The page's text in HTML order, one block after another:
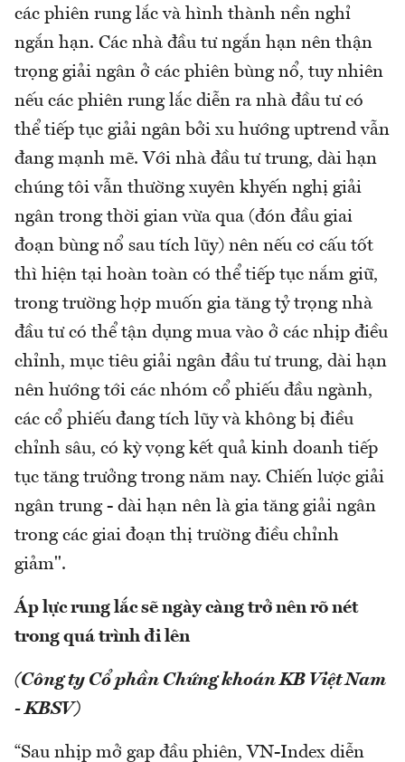
các phiên rung lắc và hình thành nền nghỉ
ngắn hạn. Các nhà đầu tư ngắn hạn nên thận
trọng giải ngân ở các phiên bùng nổ, tuy nhiên
nếu các phiên rung lắc diễn ra nhà đầu tư có
thể tiếp tục giải ngân bởi xu hướng uptrend vẫn
đang mạnh mẽ. Với nhà đầu tư trung, dài hạn
chúng tôi vẫn thường xuyên khyến nghị giải
ngân trong thời gian vừa qua (đón đầu giai
đoạn bùng nổ sau tích lũy) nên nếu cơ cấu tốt
thì hiện tại hoàn toàn có thể tiếp tục nắm giữ,
trong trường hợp muốn gia tăng tỷ trọng nhà
đầu tư có thể tận dụng mua vào ở các nhịp điều
chỉnh, mục tiêu giải ngân đầu tư trung, dài hạn
nên hướng tới các nhóm cổ phiếu đầu ngành,
các cổ phiếu đang tích lũy và không bị điều
chỉnh sâu, có kỳ vọng kết quả kinh doanh tiếp
tục tăng trưởng trong năm nay. Chiến lược giải
ngân trung - dài hạn nên là gia tăng giải ngân
trong các giai đoạn thị trường điều chỉnh
giảm".
Áp lực rung lắc sẽ ngày càng trở nên rõ nét
trong quá trình đi lên
(Công ty Cổ phần Chứng khoán KB Việt Nam
- KBSV)
“Sau nhịp mở gap đầu phiên, VN-Index diễn